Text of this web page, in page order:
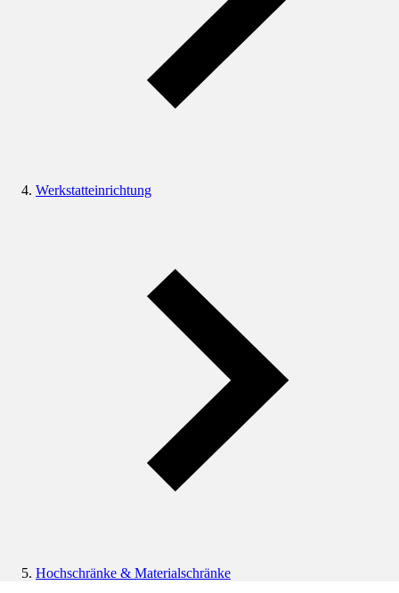
Werkstatteinrichtung
Hochschränke & Materialschränke